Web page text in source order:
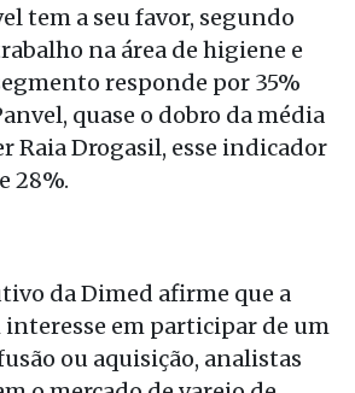
tem a seu favor, segundo
na área de higiene e
responde por 35%
quase o dobro da média
Raia Drogasil, esse indicador
28%.
da Dimed afirme que a
interesse em participar de um
ou aquisição, analistas